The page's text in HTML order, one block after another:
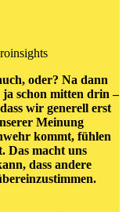
oder? Na dann
schon mitten drin –
wir generell erst
Meinung
kommt, fühlen
Das macht uns
dass andere